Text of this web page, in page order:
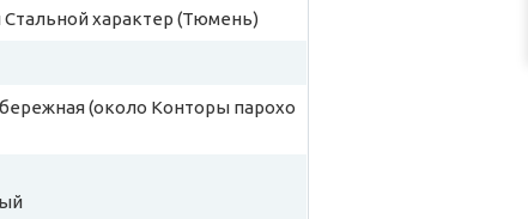
характер (Тюмень)
(около Конторы парохо